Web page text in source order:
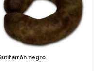
negro